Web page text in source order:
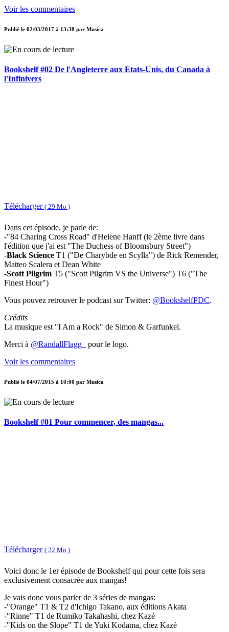
Voir les commentaires
Publié le 02/03/2017 à 13:38 par Musica
Bookshelf #02 De l'Angleterre aux Etats-Unis, du Canada à
l'Infinivers
Télécharger ( 29 Mo )
Dans cet épisode, je parle de:
-"84 Charing Cross Road" d'Helene Hanff (le 2ème livre dans
l'édition que j'ai est "The Duchess of Bloomsbury Street")
-Black Science T1 ("De Charybde en Scylla") de Rick Remender,
Matteo Scalera et Dean White
-Scott Pilgrim T5 ("Scott Pilgrim VS the Universe") T6 ("The
Finest Hour")
Vous pouvez retrouver le podcast sur Twitter: @BookshelfPDC.
Crédits
La musique est "I Am a Rock" de Simon & Garfunkel.
Merci à @RandallFlagg_
pour le logo.
Voir les commentaires
Publié le 04/07/2015 à 10:00 par Musica
Bookshelf #01 Pour commencer, des mangas...
Télécharger ( 22 Mo )
Voici donc le 1er épisode de Bookshelf qui pour cette fois sera
exclusivement consacrée aux mangas!
Je vais donc vous parler de 3 séries de mangas:
-"Orange" T1 & T2 d'Ichigo Takano, aux éditions Akata
-"Rinne" T1 de Rumiko Takahashi, chez Kazé
-"Kids on the Slope" T1 de Yuki Kodama, chez Kazé